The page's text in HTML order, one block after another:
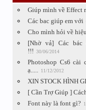
Giúp mình về Effect
Các bac giúp em với
Cho mình hỏi về
[Nhờ vả] Các
!!! 30/06/2014
Photoshop Cs6 cài
ạ..... 11/12/2012
XIN STOCK HÌNH
[ Cần Trợ Giúp ]
Font này là font gì?